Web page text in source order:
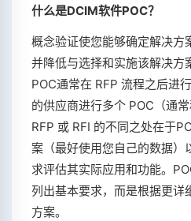
什么是DCIM软件POC？
概念验证使您能够确定解决方
并降低与选择和实施该解决方
POC通常在 RFP 流程之后进
的供应商进行多个 POC（通
RFP 或 RFI 的不同之处在于
案（最好使用您自己的数据）
求评估其实际应用和功能。
列出基本要求，而是根据更详
方案。